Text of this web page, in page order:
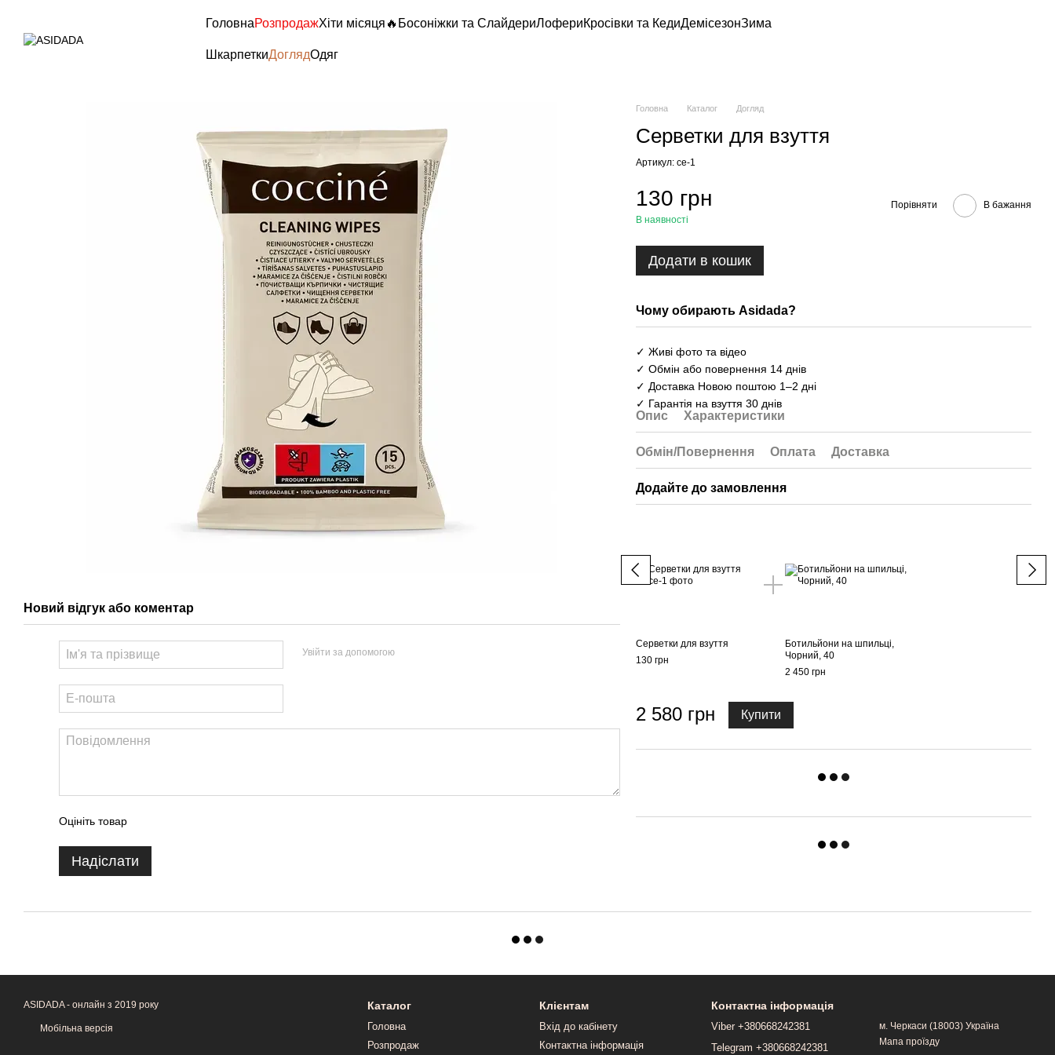
ГоловнаРозпродажХіти місяця🔥 Босоніжки та СлайдериЛофериКросівки та КедиДемісезонЗима
ШкарпеткиДоглядОдяг
Новий відгук або коментар
Увійти за допомогою
Оцініть товар
Надіслати
Головна Каталог Догляд
Серветки для взуття
Артикул: се-1
130 грн
В наявності
Порівняти В бажання
Додати в кошик
Чому обирають Asidada?
✓ Живі фото та відео
✓ Обмін або повернення 14 днів
✓ Доставка Новою поштою 1–2 дні
✓ Гарантія на взуття 30 днів
Опис Характеристики
Обмін/Повернення Оплата Доставка
Додайте до замовлення
Серветки для взуття
130 грн
Ботильйони на шпильці,
Чорний, 40
2 450 грн
2 580 грн Купити
ASIDADA - онлайн з 2019 року
Мобільна версія
Каталог
Головна
Розпродаж
Клієнтам
Вхід до кабінету
Контактна інформація
Контактна інформація
Viber +380668242381
Telegram +380668242381
м. Черкаси (18003) Україна
Мапа проїзду